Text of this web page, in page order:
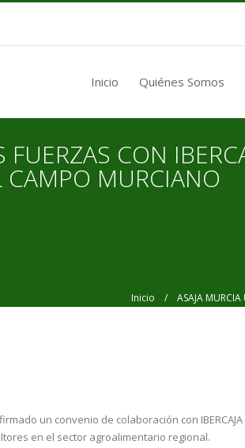
Inicio Quiénes Somos
CON
CAMPO MURCIANO
Inicio / ASAJA MURCIA
un convenio de colaboración con
en el sector agroalimentario regional.